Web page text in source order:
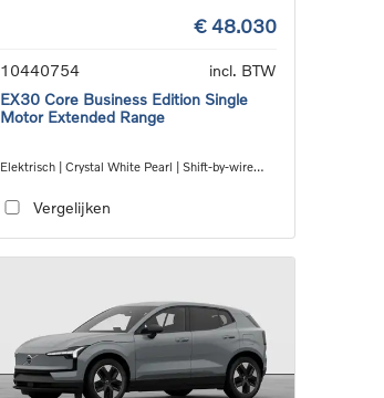
€ 48.030
10440754
incl. BTW
EX30 Core Business Edition Single
Motor Extended Range
Elektrisch | Crystal White Pearl | Shift-by-wire
Vergelijken